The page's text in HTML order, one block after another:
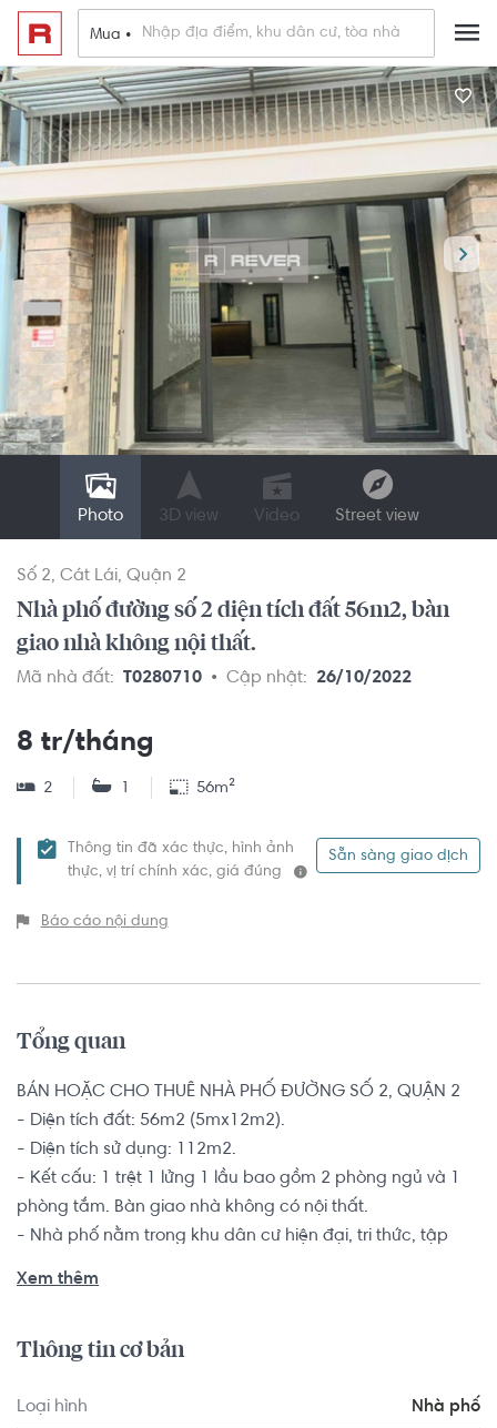
Mua •
Photo 3D view Video Street view
Số 2 Cát Lái Quận 2
Nhà phố đường số 2 diện tích đất 56m2, bàn
giao nhà không nội thất.
Mã nhà đất: T0280710 Cập nhật: 26/10/2022
8 tr/tháng
2 1 56m²
Thông tin đã xác thực, hình ảnh
thực, vị trí chính xác, giá đúng
Sẵn sàng giao dịch
Báo cáo nội dung
Tổng quan
BÁN HOẶC CHO THUÊ NHÀ PHỐ ĐƯỜNG SỐ 2, QUẬN 2
- Diện tích đất: 56m2 (5mx12m2).
- Diện tích sử dụng: 112m2.
- Kết cấu: 1 trệt 1 lửng 1 lầu bao gồm 2 phòng ngủ và 1
phòng tắm. Bàn giao nhà không có nội thất.
- Nhà phố nằm trong khu dân cư hiện đại, tri thức, tập
Từ vị trí nhà phố dễ dàng di chuyển đến các khu vực khác
Cống, đường Võ Chí Công, Đường Nguyễn Thị Định,...
Xem thêm
Thông tin cơ bản
Loại hình Nhà phố